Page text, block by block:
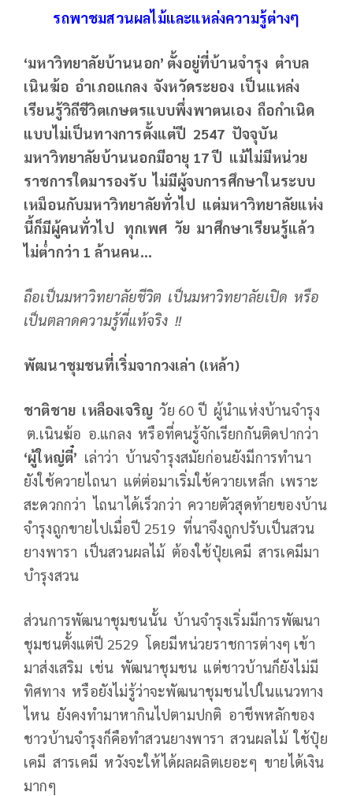
รถพาชมสวนผลไม้และแหล่งความรู้ต่างๆ
‘มหาวิทยาลัยบ้านนอก’ ตั้งอยู่ที่บ้านจำรุง ตำบล
เนินฆ้อ อำเภอแกลง จังหวัดระยอง เป็นแหล่ง
เรียนรู้วิถีชีวิตเกษตรแบบพึ่งพาตนเอง ถือกำเนิด
แบบไม่เป็นทางการตั้งแต่ปี 2547 ปัจจุบัน
มหาวิทยาลัยบ้านนอกมีอายุ 17ปี แม้ไม่มีหน่วย
ราชการใดมารองรับ ไม่มีผู้จบการศึกษาในระบบ
เหมือนกับมหาวิทยาลัยทั่วไป แต่มหาวิทยาลัยแห่ง
นี้ก็มีผู้คนทั่วไป ทุกเพศ วัย มาศึกษาเรียนรู้แล้ว
ไม่ต่ำกว่า 1 ล้านคน...
ถือเป็นมหาวิทยาลัยชีวิต เป็นมหาวิทยาลัยเปิด หรือ
เป็นตลาดความรู้ที่แท้จริง !!
พัฒนาชุมชนที่เริ่มจากวงเล่า (เหล้า)
ชาติชาย เหลืองเจริญ วัย 60 ปี ผู้นำแห่งบ้านจำรุง
ต.เนินฆ้อ อ.แกลง หรือที่คนรู้จักเรียกกันติดปากว่า
‘ผู้ใหญ่ตี๋’ เล่าว่า บ้านจำรุงสมัยก่อนยังมีการทำนา
ยังใช้ควายไถนา แต่ต่อมาเริ่มใช้ควายเหล็ก เพราะ
สะดวกกว่า ไถนาได้เร็วกว่า ควายตัวสุดท้ายของบ้าน
จำรุงถูกขายไปเมื่อปี 2519 ที่นาจึงถูกปรับเป็นสวน
ยางพารา เป็นสวนผลไม้ ต้องใช้ปุ๋ยเคมี สารเคมีมา
บำรุงสวน
ส่วนการพัฒนาชุมชนนั้น บ้านจำรุงเริ่มมีการพัฒนา
ชุมชนตั้งแต่ปี 2529 โดยมีหน่วยราชการต่างๆ เข้า
มาส่งเสริม เช่น พัฒนาชุมชน แต่ชาวบ้านก็ยังไม่มี
ทิศทาง หรือยังไม่รู้ว่าจะพัฒนาชุมชนไปในแนวทาง
ไหน ยังคงทำมาหากินไปตามปกติ อาชีพหลักของ
ชาวบ้านจำรุงก็คือทำสวนยางพารา สวนผลไม้ ใช้ปุ๋ย
เคมี สารเคมี หวังจะให้ได้ผลผลิตเยอะๆ ขายได้เงิน
มากๆ